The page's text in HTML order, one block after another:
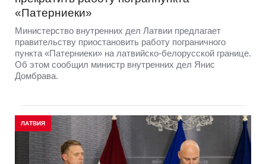
«Патерниеки»
Министерство внутренних дел Латвии предлагает
правительству приостановить работу пограничного
пункта «Патерниеки» на латвийско-белорусской границе.
Об этом сообщил министр внутренних дел Янис
Домбрава.
ЛАТВИЯ